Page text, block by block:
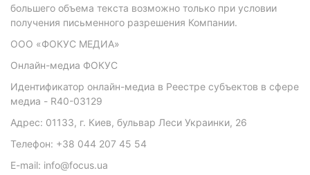
большего объема текста возможно только при условии
получения письменного разрешения Компании.
ООО «ФОКУС МЕДИА»
Онлайн-медиа ФОКУС
Идентификатор онлайн-медиа в Реестре субъектов в сфере
медиа - R40-03129
Адрес: 01133, г. Киев, бульвар Леси Украинки, 26
Телефон: +38 044 207 45 54
E-mail: info@focus.ua